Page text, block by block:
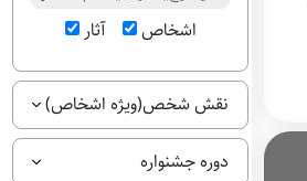
اشخاص آثار
نقش شخص(ویژه اشخاص)
دوره جشنواره